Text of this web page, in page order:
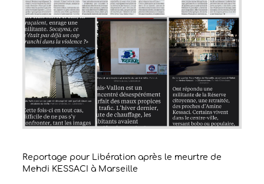
Reportage pour Libération après le meurtre de
Mehdi KESSACI à Marseille